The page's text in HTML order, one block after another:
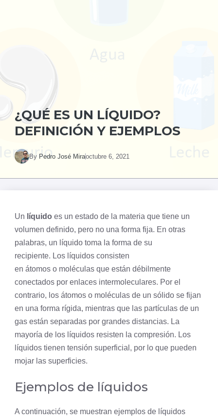
¿QUÉ ES UN LÍQUIDO?
DEFINICIÓN Y EJEMPLOS
By Pedro José Miraoctubre 6, 2021
Un líquido es un estado de la materia que tiene un
volumen definido, pero no una forma fija. En otras
palabras, un líquido toma la forma de su
recipiente. Los líquidos consisten
en átomos o moléculas que están débilmente
conectados por enlaces intermoleculares. Por el
contrario, los átomos o moléculas de un sólido se fijan
en una forma rígida, mientras que las partículas de un
gas están separadas por grandes distancias. La
mayoría de los líquidos resisten la compresión. Los
líquidos tienen tensión superficial, por lo que pueden
mojar las superficies.
Ejemplos de líquidos
A continuación, se muestran ejemplos de líquidos